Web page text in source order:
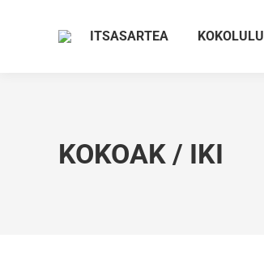
ITSASARTEA KOKOLULU
KOKOAK / IKI